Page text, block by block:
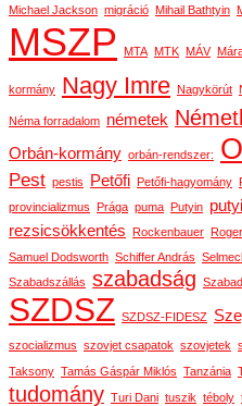
Michael Jackson migráció Mihail Bathtyin
MSZP MTA MTK MÁV
kormány Nagy Imre Nagykörút
Néma forradalom németek
Orbán-kormány orbán-rendszer:
Pest pestis Petőfi Petőfi-hagyomány
provincializmus Prága puma Putyin
rezsicsökkentés Rockenbauer
Samuel Dodsworth Schiffer András
Szabadszállás szabadság
SZDSZ SZDSZ-FIDESZ
szocializmus szovjet csapatok szovjetek
Taksony Tamás Gáspár Miklós Tanzánia
tudomány Turi Dani tuszik téboly